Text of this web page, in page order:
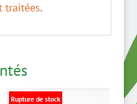
traitées.
Rupture de stock